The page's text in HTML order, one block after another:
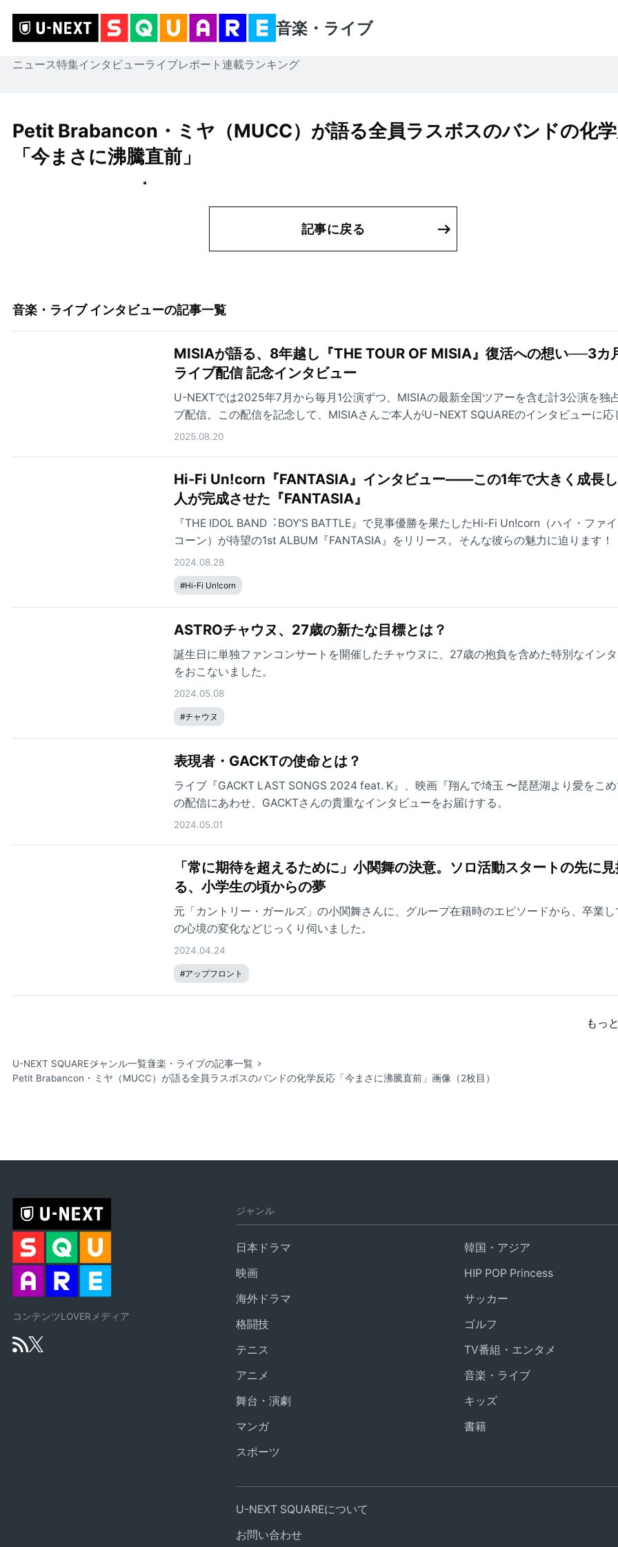
音楽・ライブ
ニュース特集インタビューライブレポート 連載ランキング
Petit Brabancon・ミヤ（MUCC）が語る全員ラスボスのバンドの化
「今まさに沸騰直前」
記事に戻る
音楽・ライブ インタビューの記事一覧
MISIAが語る、8年越し『THE TOUR OF MISIA』復活への想い──3カ
ライブ配信 記念インタビュー
U-NEXTでは2025年7月から毎月1公演ずつ、MISIAの最新全国ツアーを含む計3公演を独
ブ配信。この配信を記念して、MISIAさんご本人がU−NEXT SQUAREのインタビューに応
れました。人気ライブシリーズ復活の背景にある想いやツアータイトル『LOVE NEVER
2025.08.20
Hi-Fi Un!corn『FANTASIA』インタビュー――この1年で大きく成長
人が完成させた『FANTASIA』
『THE IDOL BAND︓BOY'S BATTLE』で⾒事優勝を果たしたHi-Fi Un!corn（ハイ・ファ
コーン）が待望の1st ALBUM『FANTASIA』をリリース。そんな彼らの魅力に迫ります！
2024.08.28
#Hi-Fi Un!corn
ASTROチャウヌ、27歳の新たな目標とは？
誕生日に単独ファンコンサートを開催したチャウヌに、27歳の抱負を含めた特別なイン
をおこないました。
2024.05.08
#チャウヌ
表現者・GACKTの使命とは？
ライブ『GACKT LAST SONGS 2024 feat. K』、映画『翔んで埼玉 〜琵琶湖より愛をこめ
の配信にあわせ、GACKTさんの貴重なインタビューをお届けする。
2024.05.01
「常に期待を超えるために」小関舞の決意。ソロ活動スタートの先に見
る、小学生の頃からの夢
元「カントリー・ガールズ」の小関舞さんに、グループ在籍時のエピソードから、卒業し
の心境の変化などじっくり伺いました。
2024.04.24
#アップフロント
もっ
U-NEXT SQUAREジャンル一覧音楽・ライブの記事一覧
Petit Brabancon・ミヤ（MUCC）が語る全員ラスボスのバンドの化学反応「今まさに沸騰直前」 画像（2枚目）
コンテンツLOVERメディア
ジャンル
日本ドラマ
韓国・アジア
映画
HIP POP Princess
海外ドラマ
サッカー
格闘技
ゴルフ
テニス
TV番組・エンタメ
アニメ
音楽・ライブ
舞台・演劇
キッズ
マンガ
書籍
スポーツ
U-NEXT SQUAREについて
お問い合わせ